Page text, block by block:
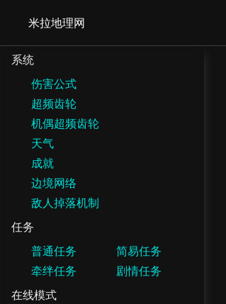
米拉地理网
系统
伤害公式
超频齿轮
机偶超频齿轮
天气
成就
边境网络
敌人掉落机制
任务
普通任务
简易任务
牵绊任务
剧情任务
在线模式